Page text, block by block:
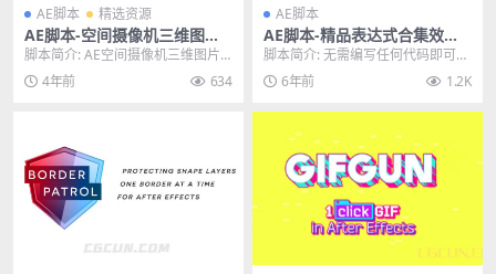
AE脚本 精选资源
AE脚本-空间摄像机三维图片
投射数字绘景动画脚本 Projec
tion 3D v3.1 Win/Mac
脚本简介: AE空间摄像机三维图片
投射数字绘景动画脚本 Projection
3... 4年前 634
AE脚本
AE脚本-精品表达式合集效果
库脚本 iExpressions 3.1.006
脚本简介: 无需编写任何代码即可创
建复杂的表达式驱动的模板，角色
绑定，形状动画等...
6年前 1.2K